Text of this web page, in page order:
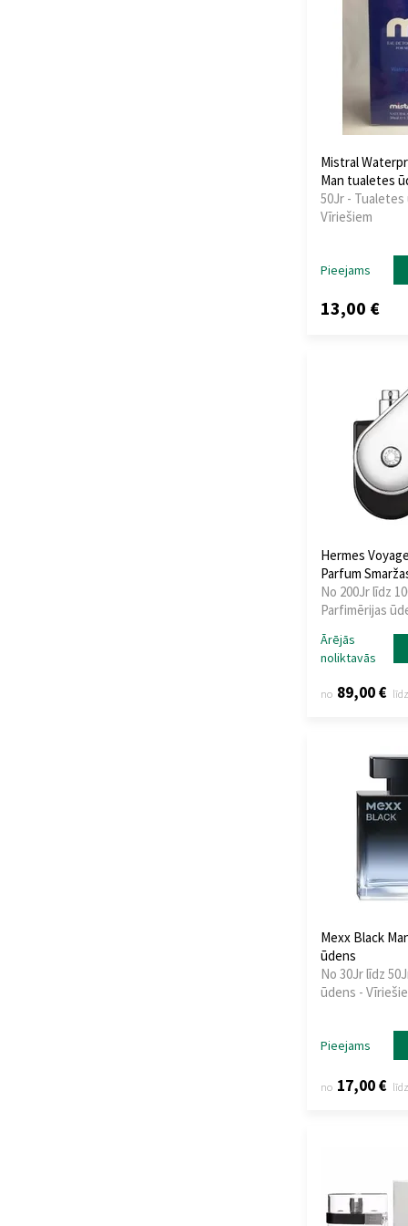
Mistral
Man tualetes
50Jr - Tualetes
Vīriešiem
Pieejams
13,00 €
Hermes
Parfum
No 200Jr līdz
Parfimērijas
Ārējās
noliktavās
no 89,00 € līdz
Mexx Black
ūdens
No 30Jr līdz
ūdens -
Pieejams
no 17,00 € līdz